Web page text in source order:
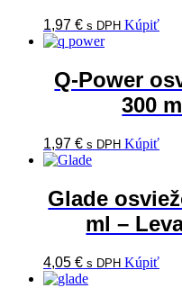
1,97 € s DPH Kúpiť
Q-Power
300
1,97 € s DPH Kúpiť
Glade
ml –
4,05 € s DPH Kúpiť